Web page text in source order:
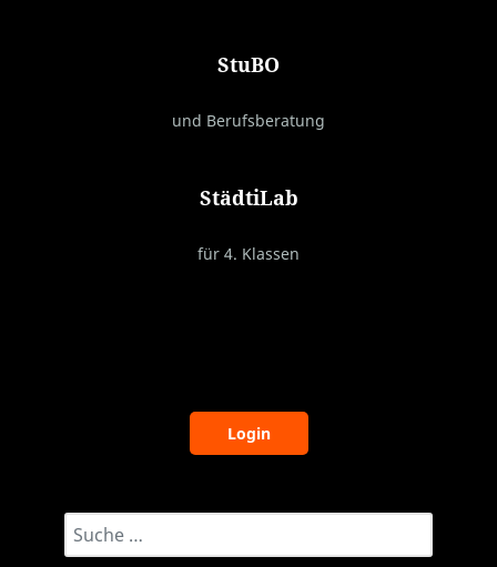
StuBO
und Berufsberatung
StädtiLab
für 4. Klassen
Login